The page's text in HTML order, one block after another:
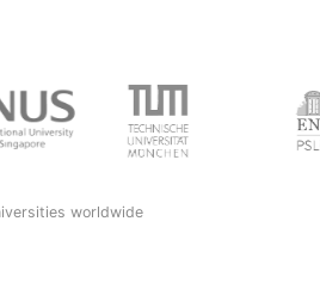
worldwide